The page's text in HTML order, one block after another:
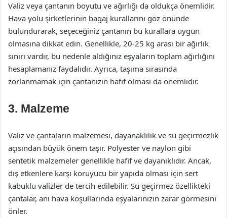
Valiz veya çantanın boyutu ve ağırlığı da oldukça önemlidir.
Hava yolu şirketlerinin bagaj kurallarını göz önünde
bulundurarak, seçeceğiniz çantanın bu kurallara uygun
olmasına dikkat edin. Genellikle, 20-25 kg arası bir ağırlık
sınırı vardır, bu nedenle aldığınız eşyaların toplam ağırlığını
hesaplamanız faydalıdır. Ayrıca, taşıma sırasında
zorlanmamak için çantanızın hafif olması da önemlidir.
3. Malzeme
Valiz ve çantaların malzemesi, dayanaklılık ve su geçirmezlik
açısından büyük önem taşır. Polyester ve naylon gibi
sentetik malzemeler genellikle hafif ve dayanıklıdır. Ancak,
dış etkenlere karşı koruyucu bir yapıda olması için sert
kabuklu valizler de tercih edilebilir. Su geçirmez özellikteki
çantalar, ani hava koşullarında eşyalarınızın zarar görmesini
önler.